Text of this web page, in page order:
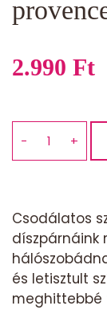
2.990 Ft
Díszpárna
cm
provence
levendula
mennyiség
− +
Csodálatos
díszpárnáink
és letisztult
meghittebbé